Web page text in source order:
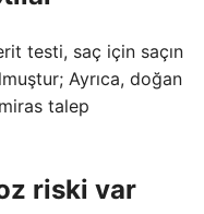
testi, saç için saçın
Ayrıca, doğan
talep
riski var